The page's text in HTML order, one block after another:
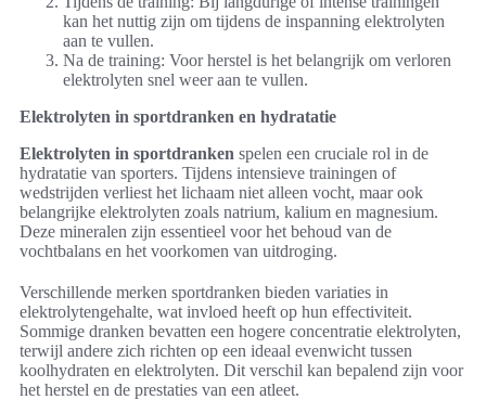
kan het nuttig zijn om tijdens de inspanning elektrolyten
aan te vullen.
Na de training: Voor herstel is het belangrijk om verloren
elektrolyten snel weer aan te vullen.
Elektrolyten in sportdranken en hydratatie
Elektrolyten in sportdranken spelen een cruciale rol in de
hydratatie van sporters. Tijdens intensieve trainingen of
wedstrijden verliest het lichaam niet alleen vocht, maar ook
belangrijke elektrolyten zoals natrium, kalium en magnesium.
Deze mineralen zijn essentieel voor het behoud van de
vochtbalans en het voorkomen van uitdroging.
Verschillende merken sportdranken bieden variaties in
elektrolytengehalte, wat invloed heeft op hun effectiviteit.
Sommige dranken bevatten een hogere concentratie elektrolyten,
terwijl andere zich richten op een ideaal evenwicht tussen
koolhydraten en elektrolyten. Dit verschil kan bepalend zijn voor
het herstel en de prestaties van een atleet.